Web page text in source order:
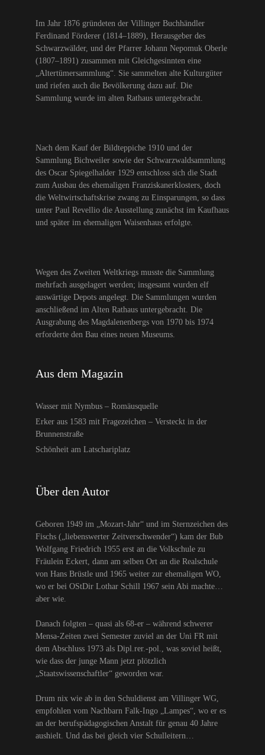
Im Jahr 1876 gründeten der Villinger Buchhändler
Ferdinand Förderer (1814–1889), Herausgeber des
Schwarzwälder, und der Pfarrer Johann Nepomuk Oberle
(1807–1891) zusammen mit Gleichgesinnten eine
„Altertümersammlung“. Sie sammelten alte Kulturgüter
und riefen auch die Bevölkerung dazu auf. Die
Sammlung wurde im alten Rathaus untergebracht.
Nach dem Kauf der Bildteppiche 1910 und der
Sammlung Bichweiler sowie der Schwarzwaldsammlung
des Oscar Spiegelhalder 1929 entschloss sich die Stadt
zum Ausbau des ehemaligen Franziskanerklosters, doch
die Weltwirtschaftskrise zwang zu Einsparungen, so dass
unter Paul Revellio die Ausstellung zunächst im Kaufhaus
und später im ehemaligen Waisenhaus erfolgte.
Wegen des Zweiten Weltkriegs musste die Sammlung
mehrfach ausgelagert werden; insgesamt wurden elf
auswärtige Depots angelegt. Die Sammlungen wurden
anschließend im Alten Rathaus untergebracht. Die
Ausgrabung des Magdalenenbergs von 1970 bis 1974
erforderte den Bau eines neuen Museums.
Aus dem Magazin
Wasser mit Nymbus – Romäusquelle
Erker aus 1583 mit Fragezeichen – Versteckt in der
Brunnenstraße
Schönheit am Latschariplatz
Über den Autor
Geboren 1949 im „Mozart-Jahr“ und im Sternzeichen des
Fischs („liebenswerter Zeitverschwender“) kam der Bub
Wolfgang Friedrich 1955 erst an die Volkschule zu
Fräulein Eckert, dann am selben Ort an die Realschule
von Hans Brüstle und 1965 weiter zur ehemaligen WO,
wo er bei OStDir Lothar Schill 1967 sein Abi machte…
aber wie.
Danach folgten – quasi als 68-er – während schwerer
Mensa-Zeiten zwei Semester zuviel an der Uni FR mit
dem Abschluss 1973 als Dipl.rer.-pol., was soviel heißt,
wie dass der junge Mann jetzt plötzlich
„Staatswissenschaftler“ geworden war.
Drum nix wie ab in den Schuldienst am Villinger WG,
empfohlen vom Nachbarn Falk-Ingo „Lampes“, wo er es
an der berufspädagogischen Anstalt für genau 40 Jahre
aushielt. Und das bei gleich vier Schulleitern…